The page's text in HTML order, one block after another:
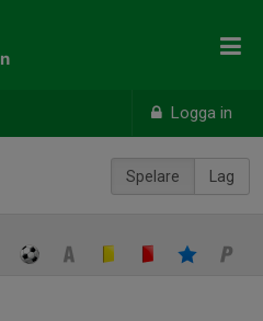
Logga in
Spelare Lag